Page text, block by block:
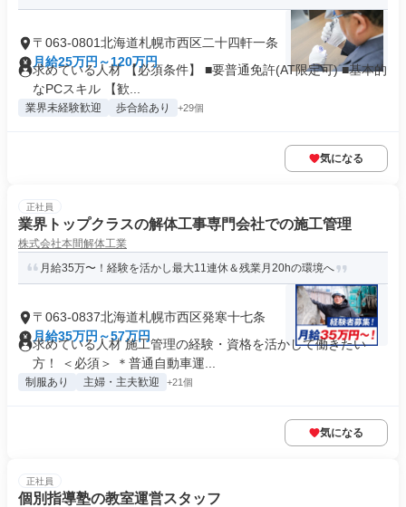
〒063-0801北海道札幌市西区二十四軒一条
月給25万円～120万円
求めている人材 【必須条件】 ■要普通免許(AT限定可) ■基本的
なPCスキル 【歓...
業界未経験歓迎 歩合給あり +29個
気になる
正社員
業界トップクラスの解体工事専門会社での施工管理
株式会社本間解体工業
月給35万〜！経験を活かし最大11連休＆残業月20hの環境へ
〒063-0837北海道札幌市西区発寒十七条
月給35万円～57万円
求めている人材 施工管理の経験・資格を活かして働きたい
方！ ＜必須＞ ＊普通自動車運...
制服あり 主婦・主夫歓迎 +21個
気になる
正社員
個別指導塾の教室運営スタッフ